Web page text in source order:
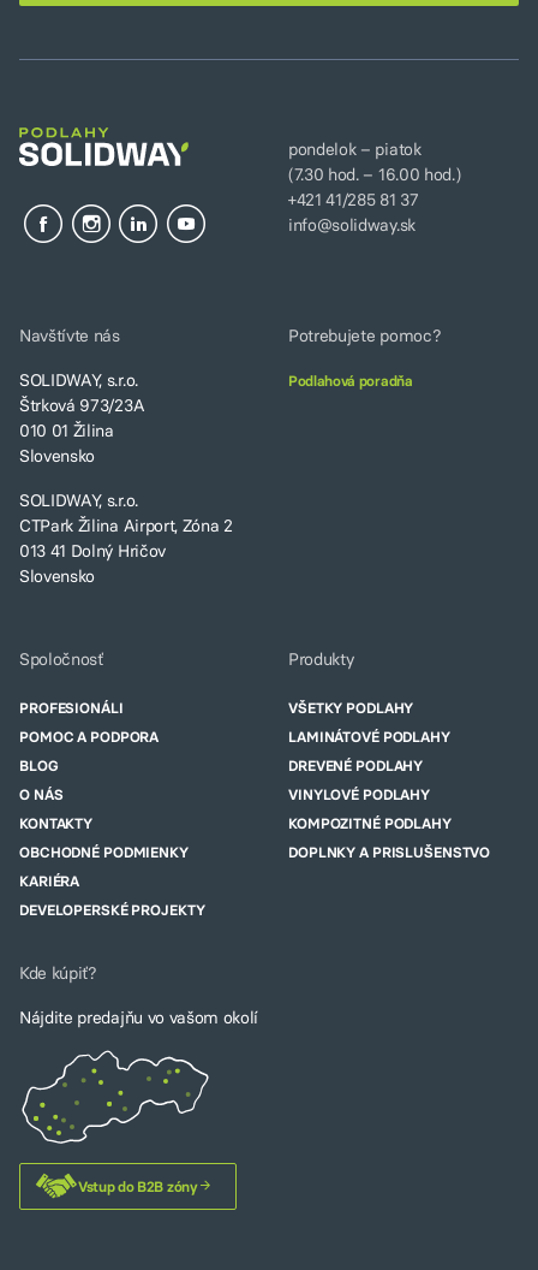
pondelok – piatok
(7.30 hod. – 16.00 hod.)
+421 41/285 81 37
info@solidway.sk
Navštívte nás
SOLIDWAY, s.r.o.
Štrková 973/23A
010 01 Žilina
Slovensko
SOLIDWAY, s.r.o.
CTPark Žilina Airport, Zóna 2
013 41 Dolný Hričov
Slovensko
Potrebujete pomoc?
Podlahová poradňa
Spoločnosť
PROFESIONÁLI
POMOC A PODPORA
BLOG
O NÁS
KONTAKTY
OBCHODNÉ PODMIENKY
KARIÉRA
DEVELOPERSKÉ PROJEKTY
Produkty
VŠETKY PODLAHY
LAMINÁTOVÉ PODLAHY
DREVENÉ PODLAHY
VINYLOVÉ PODLAHY
KOMPOZITNÉ PODLAHY
DOPLNKY A PRISLUŠENSTVO
Kde kúpiť?
Nájdite predajňu vo vašom okolí
Vstup do B2B zóny